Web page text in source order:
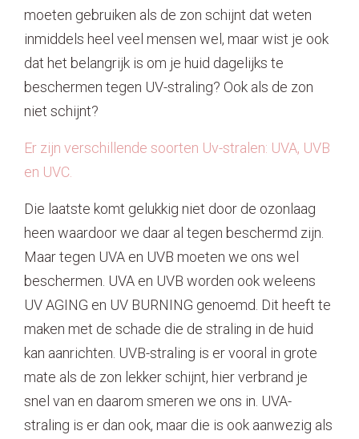
Webshop
Afspraak
Contact
moeten gebruiken als de zon schijnt dat weten
inmiddels heel veel mensen wel, maar wist je ook
dat het belangrijk is om je huid dagelijks te
beschermen tegen UV-straling? Ook als de zon
niet schijnt?
Er zijn verschillende soorten Uv-stralen: UVA, UVB
en UVC.
Die laatste komt gelukkig niet door de ozonlaag
heen waardoor we daar al tegen beschermd zijn.
Maar tegen UVA en UVB moeten we ons wel
beschermen. UVA en UVB worden ook weleens
UV AGING en UV BURNING genoemd. Dit heeft te
maken met de schade die de straling in de huid
kan aanrichten. UVB-straling is er vooral in grote
mate als de zon lekker schijnt, hier verbrand je
snel van en daarom smeren we ons in. UVA-
straling is er dan ook, maar die is ook aanwezig als